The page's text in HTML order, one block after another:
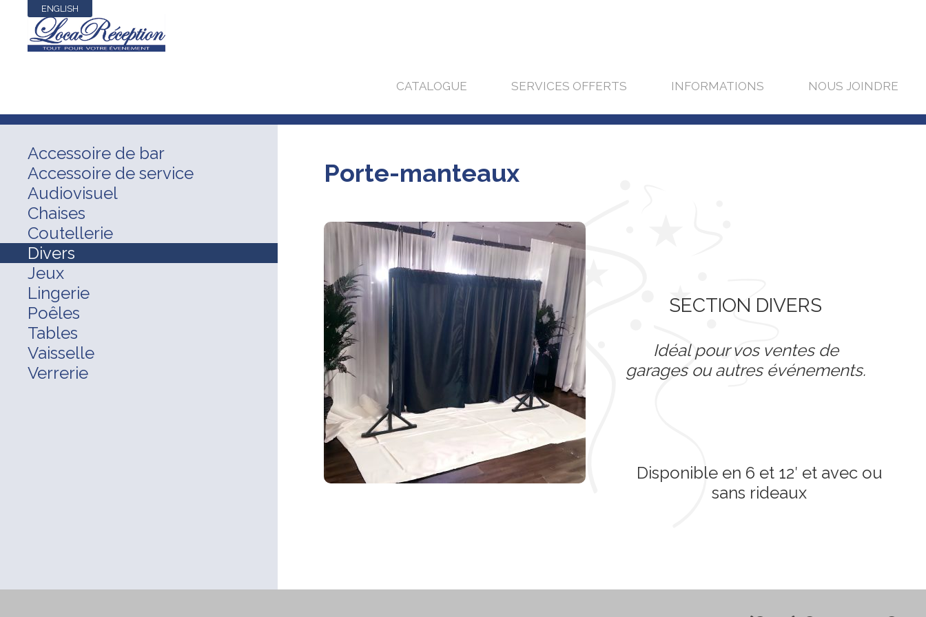
ENGLISH
CATALOGUE SERVICES OFFERTS INFORMATIONS NOUS JOINDRE
Accessoire de bar
Accessoire de service
Audiovisuel
Chaises
Coutellerie
Divers
Jeux
Lingerie
Poêles
Tables
Vaisselle
Verrerie
Porte-manteaux
SECTION DIVERS
Idéal pour vos ventes de
garages ou autres événements.
Disponible en 6 et 12′ et avec ou
sans rideaux